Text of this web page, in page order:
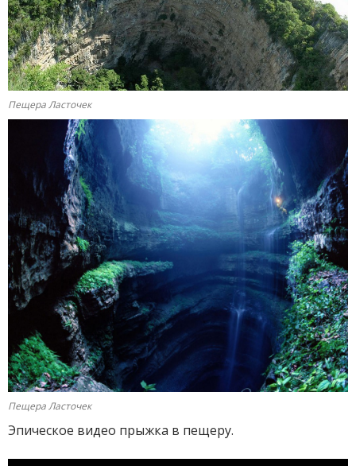
Пещера Ласточек
Пещера Ласточек
Эпическое видео прыжка в пещеру.